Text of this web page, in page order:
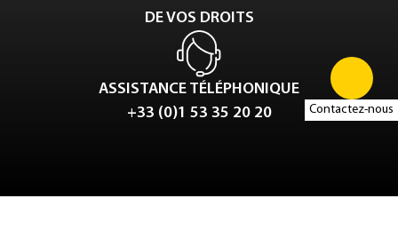
Contactez-nous
DE VOS DROITS
ASSISTANCE TÉLÉPHONIQUE
+33 (0)1 53 35 20 20